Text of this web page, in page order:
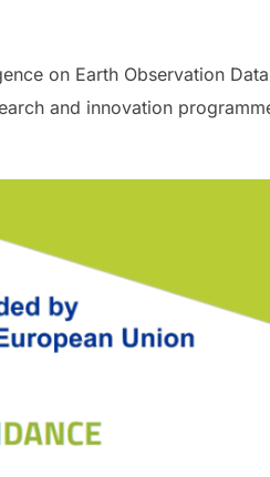
on Earth Observation
and innovation